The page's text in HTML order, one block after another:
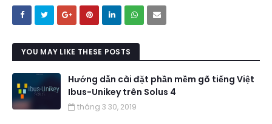
YOU MAY LIKE THESE POSTS
Hướng dẫn cài đặt phần mềm gõ tiếng Việt
Ibus-Unikey trên Solus 4
tháng 3 30, 2019